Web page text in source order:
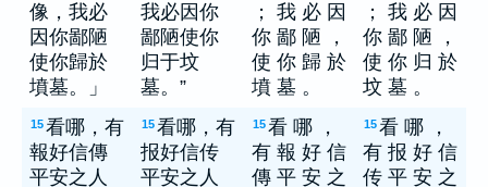
像，我必
因你鄙陋
使你歸於
墳墓。」
我必因你
鄙陋使你
归于坟
墓。”
； 我 必 因
你 鄙 陋 ，
使 你 歸 於
墳 墓 。
； 我 必 因
你 鄙 陋 ，
使 你 归 於
坟 墓 。
15看哪，有
報好信傳
平安之人
15看哪，有
报好信传
平安之人
15看 哪 ，
有 報 好 信
傳 平 安 之
15看 哪 ，
有 报 好 信
传 平 安 之